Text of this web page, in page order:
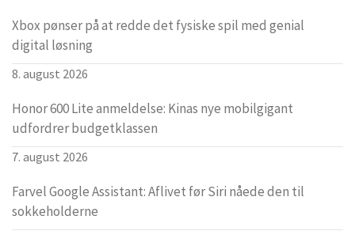
Xbox pønser på at redde det fysiske spil med genial
digital løsning
8. august 2026
Honor 600 Lite anmeldelse: Kinas nye mobilgigant
udfordrer budgetklassen
7. august 2026
Farvel Google Assistant: Aflivet før Siri nåede den til
sokkeholderne